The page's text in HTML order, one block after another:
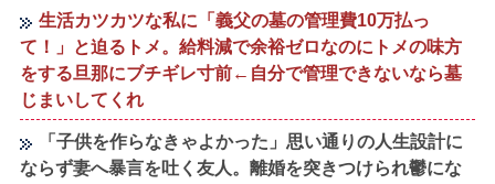
生活カツカツな私に「義父の墓の管理費10万払っ
て！」と迫るトメ。給料減で余裕ゼロなのにトメの味方
をする旦那にブチギレ寸前←自分で管理できないなら墓
じまいしてくれ
「子供を作らなきゃよかった」思い通りの人生設計に
ならず妻へ暴言を吐く友人。離婚を突きつけられ鬱にな